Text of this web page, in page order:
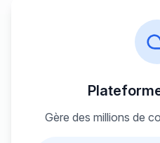
Gère des millions de